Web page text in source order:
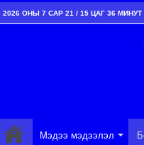
2026 ОНЫ 7 САР 21 / 15 ЦАГ 36 МИНУТ
Мэдээ мэдээлэл